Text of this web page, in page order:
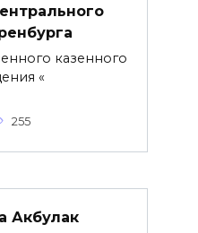
казенного
«
255
Акбулак